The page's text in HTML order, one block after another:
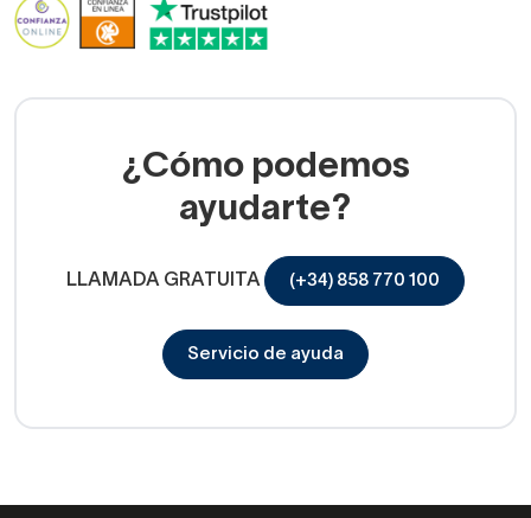
¿Cómo podemos
ayudarte?
LLAMADA GRATUITA (+34) 858 770 100
Servicio de ayuda